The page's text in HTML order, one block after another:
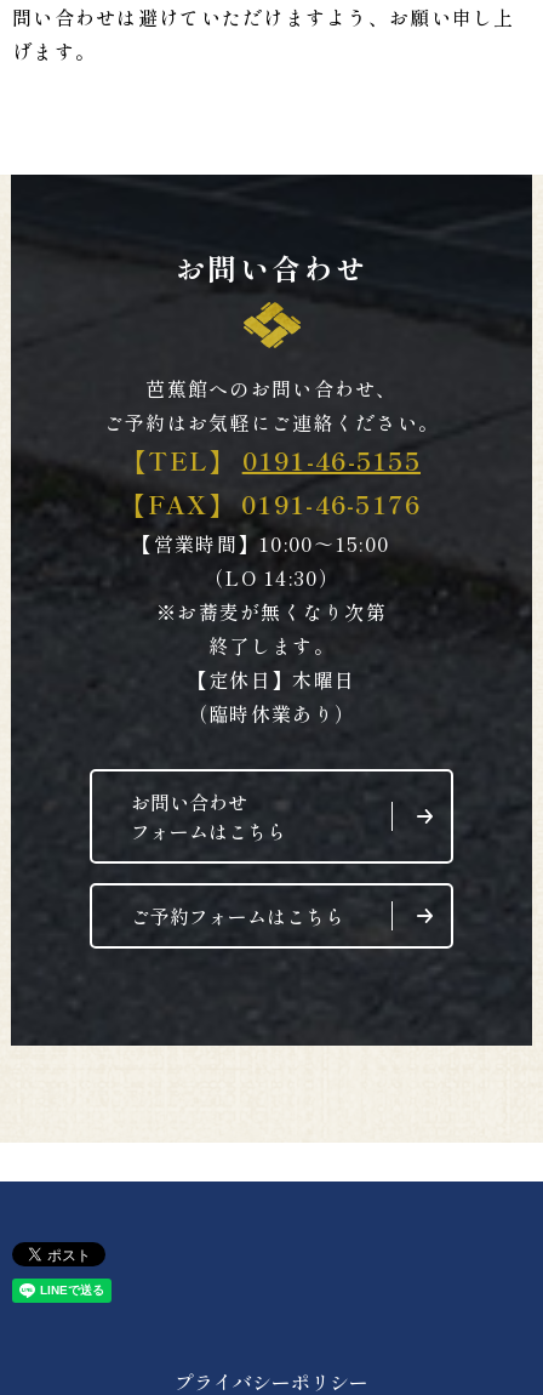
問い合わせは避けていただけますよう、お願い申し上
げます。
お問い合わせ
芭蕉館へのお問い合わせ、
ご予約はお気軽にご連絡ください。
【TEL】 0191-46-5155
【FAX】 0191-46-5176
【営業時間】10:00～15:00
（LO 14:30）
※お蕎麦が無くなり次第
終了します。
【定休日】木曜日
（臨時休業あり）
お問い合わせ
フォームはこちら
ご予約フォームはこちら
プライバシーポリシー